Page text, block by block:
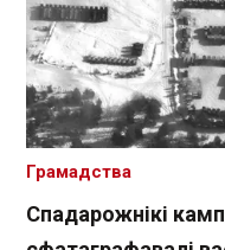
Спадарожнікі
Грамадства